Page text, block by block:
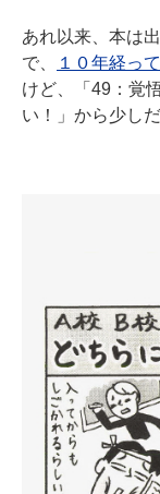
あれ以来、本は
で、
１０年経っ
けど、「49：覚
い！」から少し